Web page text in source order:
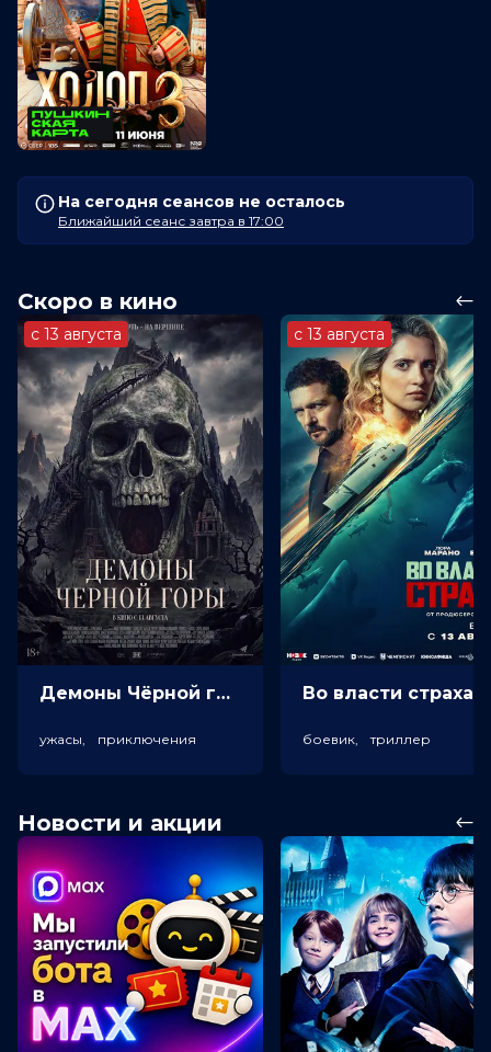
На сегодня сеансов не осталось
Ближайший сеанс завтра в 17:00
Скоро в кино
с 13 августа
Демоны Чёрной горы (18+)
ужасы, приключения
с 13 августа
боевик, триллер
Новости и акции